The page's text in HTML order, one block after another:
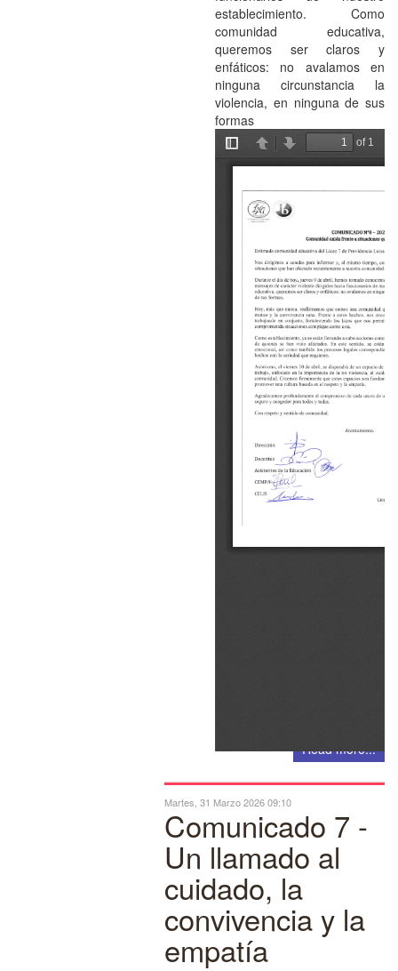
establecimiento. Como
comunidad educativa,
queremos ser claros y
enfáticos: no avalamos en
ninguna circunstancia la
violencia, en ninguna de sus
formas
Read more...
Martes, 31 Marzo 2026 09:10
Comunicado 7 -
Un llamado al
cuidado, la
convivencia y la
empatía